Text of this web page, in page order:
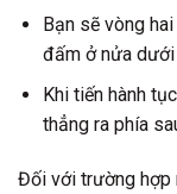
Bạn sẽ vòng
đấm ở nửa
Khi tiến hành
thẳng ra phía
Đối với trường hợp